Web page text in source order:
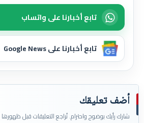
تابع أخبارنا على واتساب
تابع أخبارنا على Google News
أضف تعليقك
شارك رأيك بوضوح واحترام. تُراجع التعليقات قبل ظهورها